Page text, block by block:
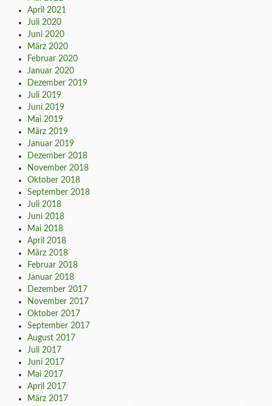
April 2021
Juli 2020
Juni 2020
März 2020
Februar 2020
Januar 2020
Dezember 2019
Juli 2019
Juni 2019
Mai 2019
März 2019
Januar 2019
Dezember 2018
November 2018
Oktober 2018
September 2018
Juli 2018
Juni 2018
Mai 2018
April 2018
März 2018
Februar 2018
Januar 2018
Dezember 2017
November 2017
Oktober 2017
September 2017
August 2017
Juli 2017
Juni 2017
Mai 2017
April 2017
März 2017